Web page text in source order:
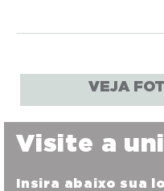
VEJA
Visite a
Insira abaixo sua